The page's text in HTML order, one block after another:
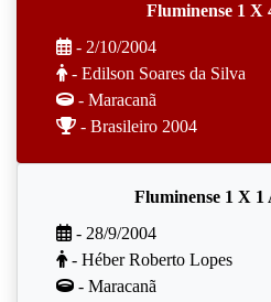
Fluminense 1 X
- 2/10/2004
- Edilson Soares da Silva
- Maracanã
- Brasileiro 2004
Fluminense 1 X
- 28/9/2004
- Héber Roberto Lopes
- Maracanã